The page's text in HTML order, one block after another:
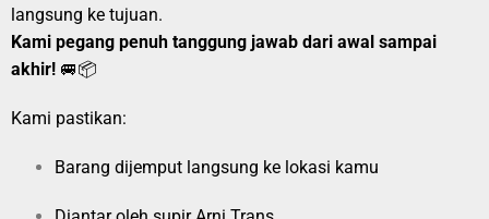
langsung ke tujuan.
Kami pegang penuh tanggung jawab dari awal sampai
akhir! 🚐📦
Kami pastikan:
Barang dijemput langsung ke lokasi kamu